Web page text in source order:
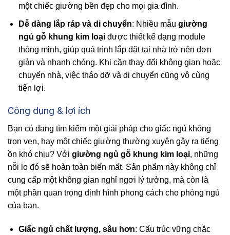
một chiếc giường bền đẹp cho mọi gia đình.
Dễ dàng lắp ráp và di chuyển: Nhiều mẫu giường
ngủ gỗ khung kim loạiđược thiết kế dạng module
thông minh, giúp quá trình lắp đặt tại nhà trở nên đơn
giản và nhanh chóng. Khi cần thay đổi không gian hoặc
chuyển nhà, việc tháo dỡ và di chuyển cũng vô cùng
tiện lợi.
Công dụng & lợi ích
Bạn có đang tìm kiếm một giải pháp cho giấc ngủ không
trọn vẹn, hay một chiếc giường thường xuyên gây ra tiếng
ồn khó chịu? Với giường ngủ gỗ khung kim loại, những
nỗi lo đó sẽ hoàn toàn biến mất. Sản phẩm này không chỉ
cung cấp một không gian nghỉ ngơi lý tưởng, mà còn là
một phần quan trọng định hình phong cách cho phòng ngủ
của bạn.
Giấc ngủ chất lượng, sâu hơn: Cấu trúc vững chắc